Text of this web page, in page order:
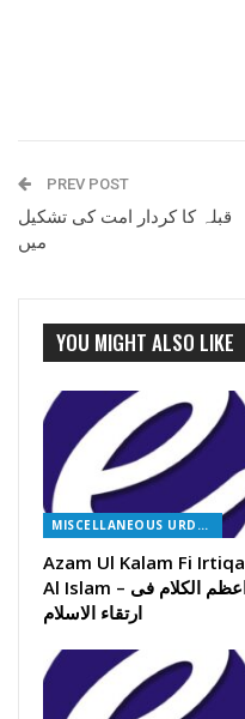
PREV POST
قبلہ کا کردار امت کی تشکیل
میں
YOU MIGHT ALSO LIKE
MISCELLANEOUS URDU BOOKS
Azam Ul Kalam Fi Irtiqa
Al Islam – اعظم الکلام فی
ارتقاء الاسلام